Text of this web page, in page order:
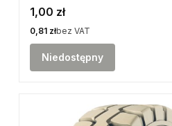
Cena
1,00 zł
Cena
0,81 złbez VAT
Niedostępny